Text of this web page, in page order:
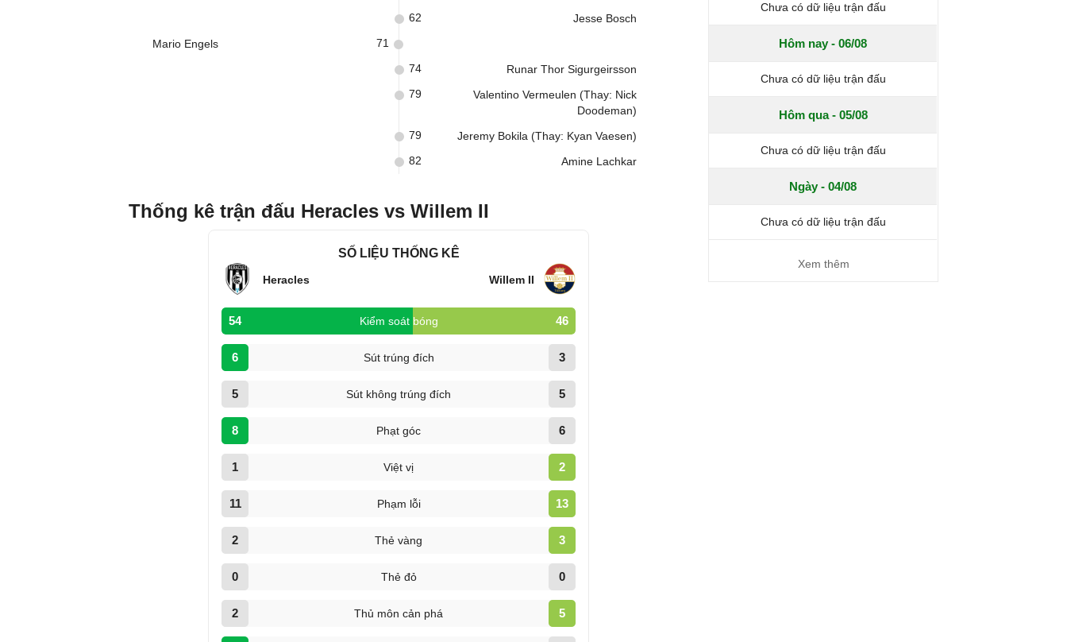
Jesse Bosch
62
Mario Engels 71
Runar Thor Sigurgeirsson
74
Valentino Vermeulen (Thay: Nick
Doodeman)
79
Jeremy Bokila (Thay: Kyan Vaesen)
79
Amine Lachkar
82
Thống kê trận đấu Heracles vs Willem II
SỐ LIỆU THỐNG KÊ
Heracles Willem II
54 Kiểm soát bóng 46
6 Sút trúng đích 3
5 Sút không trúng đích 5
8 Phạt góc 6
1 Việt vị 2
11 Phạm lỗi 13
2 Thẻ vàng 3
0 Thẻ đỏ 0
2 Thủ môn cản phá 5
Chưa có dữ liệu trận đấu
Hôm nay - 06/08
Chưa có dữ liệu trận đấu
Hôm qua - 05/08
Chưa có dữ liệu trận đấu
Ngày - 04/08
Chưa có dữ liệu trận đấu
Xem thêm